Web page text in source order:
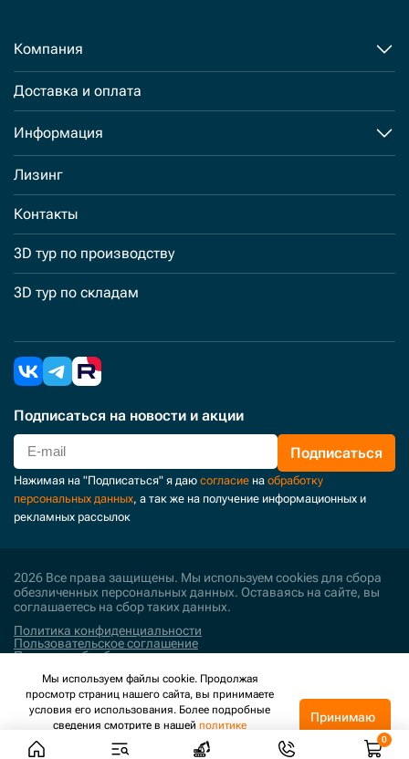
Компания
Доставка и оплата
Информация
Лизинг
Контакты
3D тур по производству
3D тур по складам
Подписаться на новости и акции
Подписаться
Нажимая на "Подписаться" я даю согласие на обработку
персональных данных, а так же на получение информационных и
рекламных рассылок
2026 Все права защищены. Мы используем cookies для сбора
обезличенных персональных данных. Оставаясь на сайте, вы
соглашаетесь на сбор таких данных.
Политика конфиденциальности
Пользовательское соглашение
Политика обработки персональных данных
Поддержка и развитие
Мы используем файлы cookie. Продолжая
просмотр страниц нашего сайта, вы принимаете
условия его использования. Более подробные
сведения смотрите в нашей политике
конфиденциальности.
Принимаю